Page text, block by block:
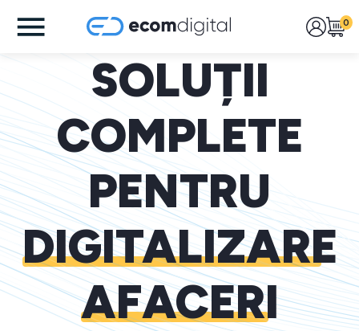
0
SOLUȚII
COMPLETE
PENTRU
DIGITALIZARE
AFACERI